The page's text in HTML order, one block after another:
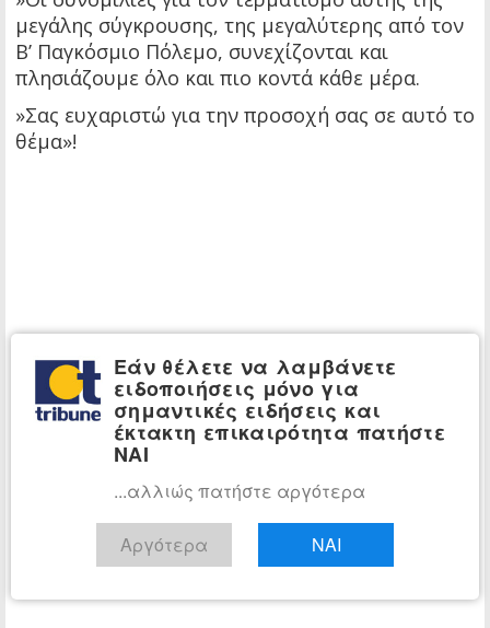
μεγάλης σύγκρουσης, της μεγαλύτερης από τον
Β’ Παγκόσμιο Πόλεμο, συνεχίζονται και
πλησιάζουμε όλο και πιο κοντά κάθε μέρα.
»Σας ευχαριστώ για την προσοχή σας σε αυτό το
θέμα»!
Εάν θέλετε να λαμβάνετε
ειδοποιήσεις μόνο για
σημαντικές ειδήσεις και
έκτακτη επικαιρότητα πατήστε
ΝΑΙ
...αλλιώς πατήστε αργότερα
Αργότερα ΝΑΙ